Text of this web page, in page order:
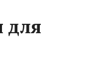
для